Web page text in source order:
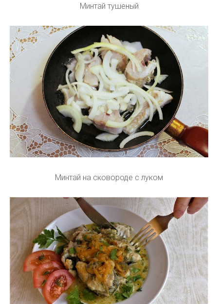
Минтай тушеный
Минтай на сковороде с луком